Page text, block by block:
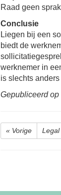
Raad geen
Conclusie
Liegen bij een
biedt de
werknemer in
is slechts
Gepubliceerd op
« Vorige Legal